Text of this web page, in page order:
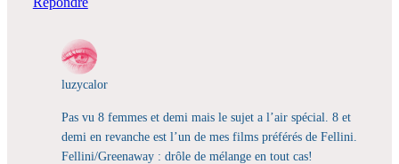
luzycalor
Pas vu 8 femmes et demi mais le sujet a l’air spécial. 8 et
demi en revanche est l’un de mes films préférés de Fellini.
Fellini/Greenaway : drôle de mélange en tout cas!